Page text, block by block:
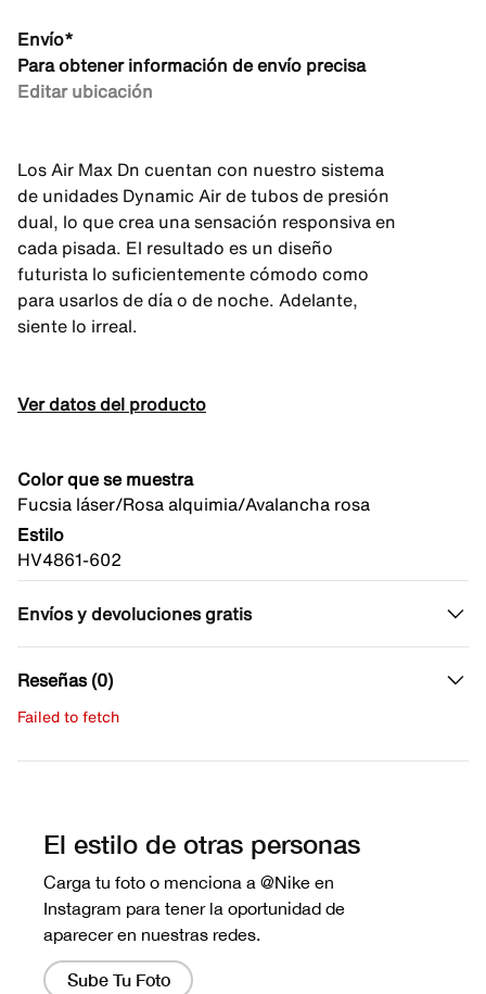
Envío*
Para obtener información de envío precisa
Editar ubicación
Los Air Max Dn cuentan con nuestro sistema
de unidades Dynamic Air de tubos de presión
dual, lo que crea una sensación responsiva en
cada pisada. El resultado es un diseño
futurista lo suficientemente cómodo como
para usarlos de día o de noche. Adelante,
siente lo irreal.
Ver datos del producto
Color que se muestra
Fucsia láser/Rosa alquimia/Avalancha rosa
Estilo
HV4861-602
Envíos y devoluciones gratis
Reseñas (0)
Failed to fetch